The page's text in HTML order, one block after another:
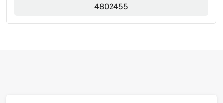
4802455